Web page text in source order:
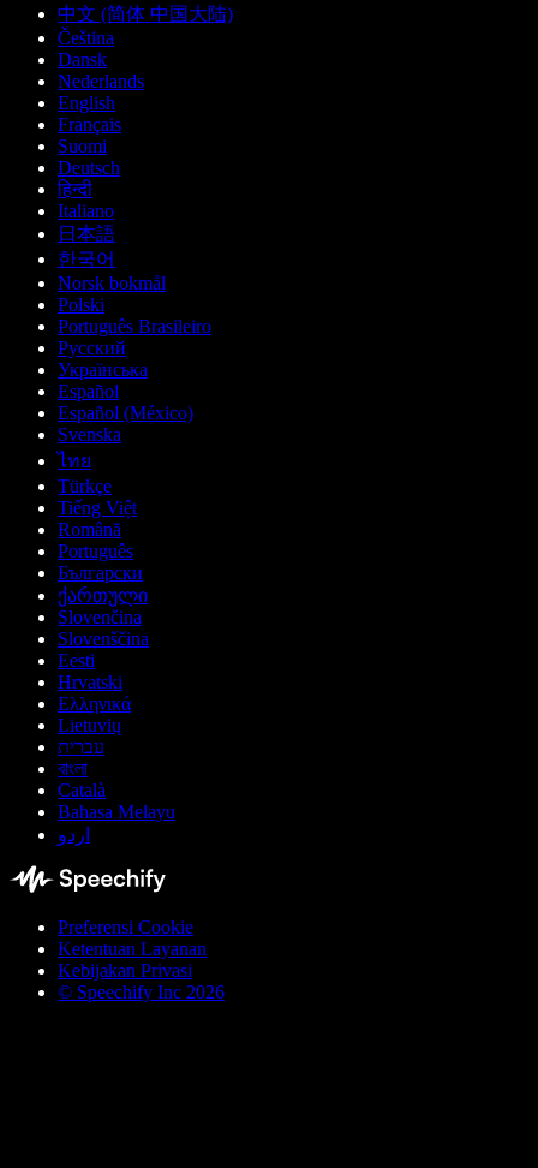
中文 (简体 中国大陆)
Čeština
Dansk
Nederlands
English
Français
Suomi
Deutsch
हिन्दी
Italiano
日本語
한국어
Norsk bokmål
Polski
Português Brasileiro
Русский
Українська
Español
Español (México)
Svenska
ไทย
Türkçe
Tiếng Việt
Română
Português
Български
ქართული
Slovenčina
Slovenščina
Eesti
Hrvatski
Ελληνικά
Lietuvių
עברית
বাংলা
Català
Bahasa Melayu
اردو
Preferensi Cookie
Ketentuan Layanan
Kebijakan Privasi
© Speechify Inc 2026